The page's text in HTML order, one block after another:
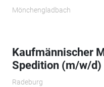
Mönchengladbach
Kaufmännischer
Spedition (m/w/d)
Radeburg